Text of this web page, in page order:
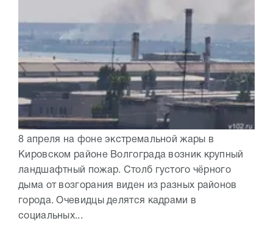
8 апреля на фоне экстремальной жары в
Кировском районе Волгограда возник крупный
ландшафтный пожар. Столб густого чёрного
дыма от возгорания виден из разных районов
города. Очевидцы делятся кадрами в
социальных...